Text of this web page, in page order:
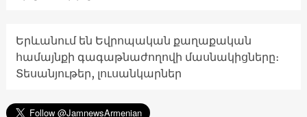
Երևանում են Եվրոպական քաղաքական
համայնքի գագաթնաժողովի մասնակիցները։
Տեսանյութեր, լուսանկարներ